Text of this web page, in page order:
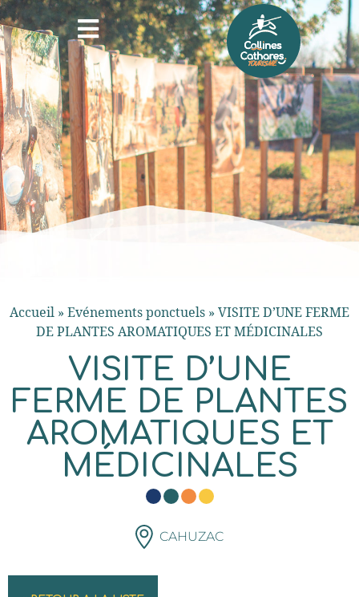
Accueil » Evénements ponctuels » VISITE D’UNE FERME
DE PLANTES AROMATIQUES ET MÉDICINALES
VISITE D’UNE
FERME DE PLANTES
AROMATIQUES ET
MÉDICINALES
CAHUZAC